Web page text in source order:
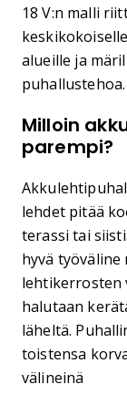
18 V:n malli
alueille ja
puhallustehoa.
Milloin
parempi?
lehdet pitää
terassi tai
hyvä
lehtikerrosten
halutaan
läheltä.
toistensa
välineinä